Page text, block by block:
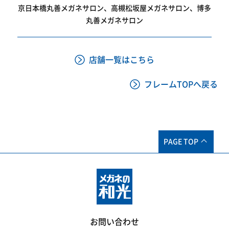
京日本橋丸善メガネサロン、高槻松坂屋メガネサロン、博多
丸善メガネサロン
店舗一覧はこちら
フレームTOPへ戻る
PAGE TOP
お問い合わせ